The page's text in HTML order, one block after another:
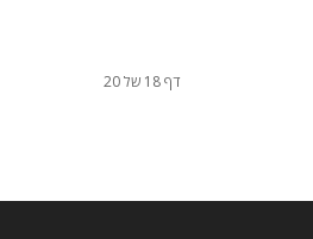
דף 18 של 20